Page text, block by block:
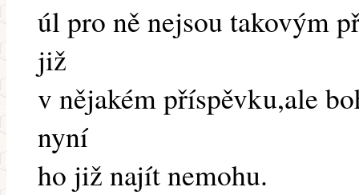
úl pro ně nejsou takovým
již
v nějakém příspěvku,ale
nyní
ho již najít nemohu.